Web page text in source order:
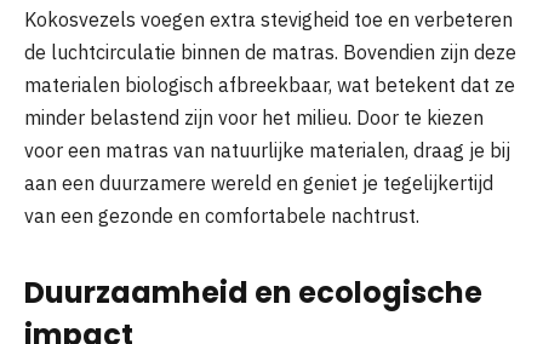
Kokosvezels voegen extra stevigheid toe en verbeteren
de luchtcirculatie binnen de matras. Bovendien zijn deze
materialen biologisch afbreekbaar, wat betekent dat ze
minder belastend zijn voor het milieu. Door te kiezen
voor een matras van natuurlijke materialen, draag je bij
aan een duurzamere wereld en geniet je tegelijkertijd
van een gezonde en comfortabele nachtrust.
Duurzaamheid en ecologische
impact